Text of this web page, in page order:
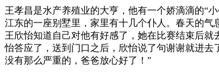
王孝昌是水产养殖业的大亨，他有一个娇滴滴的“
江东的一座别墅里，家里有十几个仆人。春天的
王欣怡知道自己对他有好感了，她在比赛结束后
怡答应了，送到门口之后，欣怡说了句谢谢就进去
没有那么严重的，爸爸放心好了！”